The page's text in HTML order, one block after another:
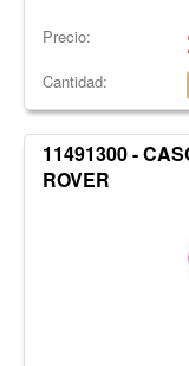
Precio:
Cantidad:
11491300 -
ROVER